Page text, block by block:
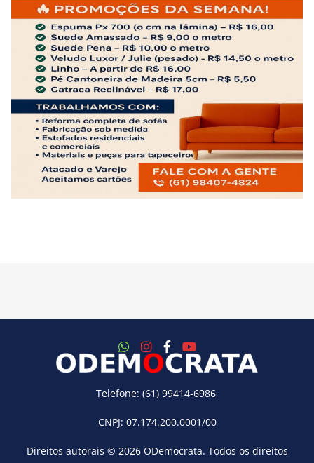
Telefone: (61) 99414-6986
CNPJ: 07.174.200.0001/00
Direitos autorais © 2026 ODemocrata. Todos os direitos